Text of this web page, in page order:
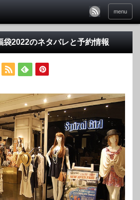
menu
袋2022のネタバレと予約情報